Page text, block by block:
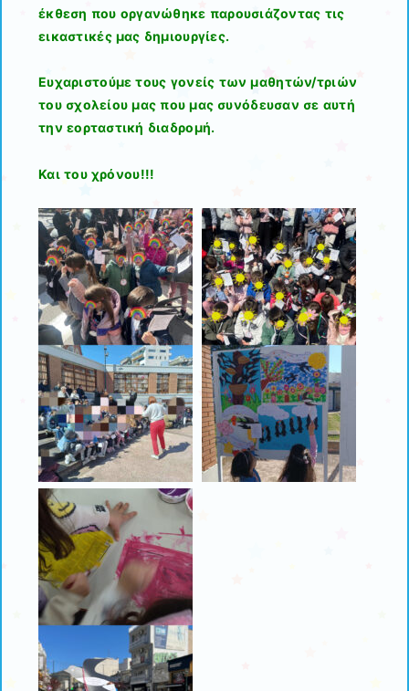
έκθεση που οργανώθηκε παρουσιάζοντας τις
εικαστικές μας δημιουργίες.
Ευχαριστούμε τους γονείς των μαθητών/τριών
του σχολείου μας που μας συνόδευσαν σε αυτή
την εορταστική διαδρομή.
Και του χρόνου!!!